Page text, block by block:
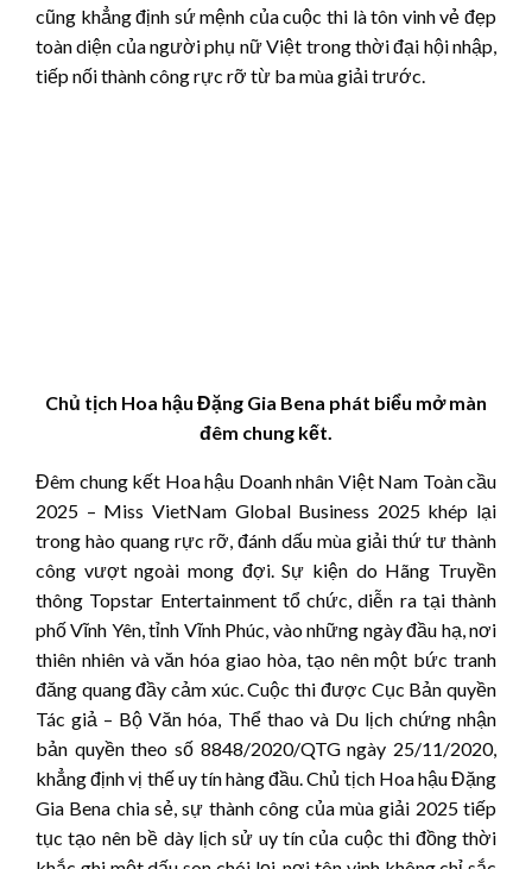
cũng khẳng định sứ mệnh của cuộc thi là tôn vinh vẻ đẹp
toàn diện của người phụ nữ Việt trong thời đại hội nhập,
tiếp nối thành công rực rỡ từ ba mùa giải trước.
Chủ tịch Hoa hậu Đặng Gia Bena phát biểu mở màn
đêm chung kết.
Đêm chung kết Hoa hậu Doanh nhân Việt Nam Toàn cầu
2025 – Miss VietNam Global Business 2025 khép lại
trong hào quang rực rỡ, đánh dấu mùa giải thứ tư thành
công vượt ngoài mong đợi. Sự kiện do Hãng Truyền
thông Topstar Entertainment tổ chức, diễn ra tại thành
phố Vĩnh Yên, tỉnh Vĩnh Phúc, vào những ngày đầu hạ, nơi
thiên nhiên và văn hóa giao hòa, tạo nên một bức tranh
đăng quang đầy cảm xúc. Cuộc thi được Cục Bản quyền
Tác giả – Bộ Văn hóa, Thể thao và Du lịch chứng nhận
bản quyền theo số 8848/2020/QTG ngày 25/11/2020,
khẳng định vị thế uy tín hàng đầu. Chủ tịch Hoa hậu Đặng
Gia Bena chia sẻ, sự thành công của mùa giải 2025 tiếp
tục tạo nên bề dày lịch sử uy tín của cuộc thi đồng thời